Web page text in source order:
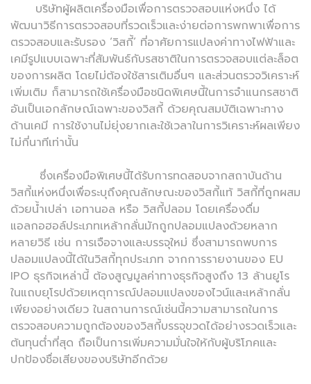
บริษัทผู้ผลิตเครื่องมือเพื่อการตรวจสอบแห่งหนึ่ง ได้
พัฒนาวิธีการตรวจสอบที่รวดเร็วและง่ายต่อการพกพาเพื่อการ
ตรวจสอบและรับรอง ‘วิสกี้’ ที่อาศัยการแปลงค่าทางไฟฟ้าและ
เคมีรูปแบบเฉพาะที่สัมพันธ์กับรสชาติในการตรวจสอบแต่ละล็อต
ของการผลิต โดยไม่ต้องใช้สารเติมอื่นๆ และส่วนตรวจวิเคราะห์
เพิ่มเติม ก็สามารถใช้เครื่องมือชนิดพิเศษนี้ในการจำแนกรสชาติ
อันเป็นเอกลักษณ์เฉพาะของวิสกี้ ด้วยคุณสมบัติเฉพาะทาง
ด้านเคมี การใช้งานไม่ยุ่งยากเละใช้เวลาในการวิเคราะห์ผลเพียง
ไม่กี่นาทีเท่านั้น
ซึ่งเครื่องมือพิเศษนี้ได้รับการทดสอบจากสถาบันด้าน
วิสกี้แห่งหนึ่งเพื่อระบุถึงคุณลักษณะของวิสกี้แท้ วิสกี้ที่ถูกผสม
ด้วยน้ำเปล่า เอทานอล หรือ วิสกี้ปลอม โดยเครื่องดื่ม
แอลกอฮอล์ประเภทเหล้ากลั่นมักถูกปลอมแปลงด้วยหลาก
หลายวิธี เช่น การเจือจางและบรรจุใหม่ ซึ่งสามารถพบการ
ปลอมแปลงนี้ได้ในวิสกี้ทุกประเภท จากการรายงานของ EU
IPO ธุรกิจเหล่านี้ ต้องสูญมูลค่าทางธุรกิจสูงถึง 13 ล้านยูโร
ในแถบยุโรปด้วยเหตุการณ์ปลอมแปลงของไวน์และเหล้ากลั่น
เพียงอย่างเดียว ในสถานการณ์เช่นนี้ความสามารถในการ
ตรวจสอบความถูกต้องของวิสกี้บรรจุขวดได้อย่างรวดเร็วและ
ต้นทุนต่ำที่สุด ถือเป็นการเพิ่มความมั่นใจให้กับผู้บริโภคและ
ปกป้องชื่อเสียงของบริษัทอีกด้วย